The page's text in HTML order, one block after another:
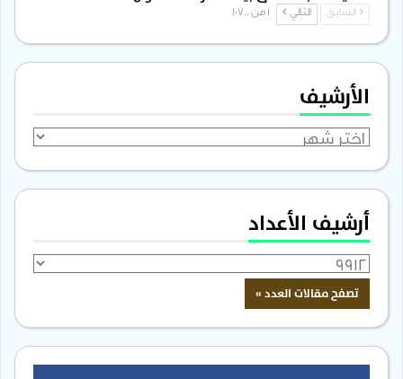
السابق التالي
الأرشيف
الأرشيف
أرشيف الأعداد